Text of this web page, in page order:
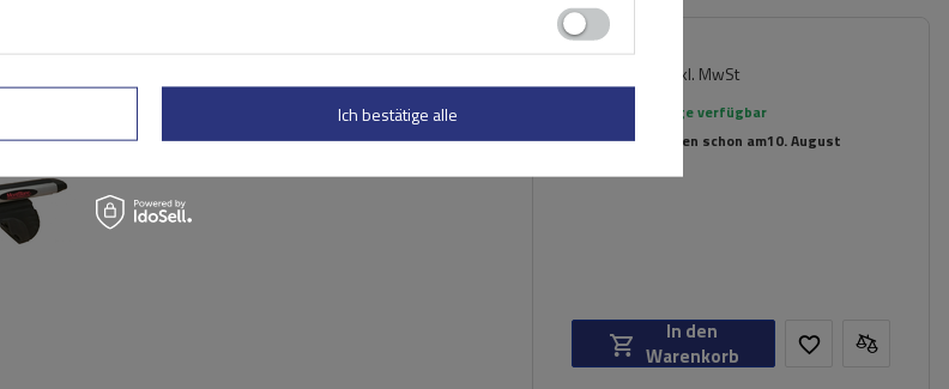
Aluminium-Dachgepäckträger für
herkömmliche Reling
inkl. MwSt
Große Menge verfügbar
Wir versenden schon am10. August
In den
Warenkorb
Ich bestätige alle